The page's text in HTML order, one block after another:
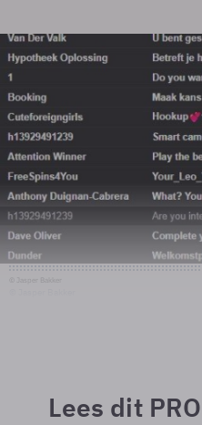
Lees dit